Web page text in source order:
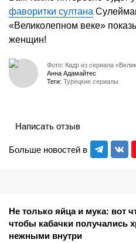
фаворитки султана
«Великолепном веке»
женщин!
Фото: Кадр из сериала
Анна Адамайтес
Теги: Турецкие сериалы
Больше новостей в
Написать отзыв
Не только яйца и мука: вот
чтобы кабачки получались
нежными внутри